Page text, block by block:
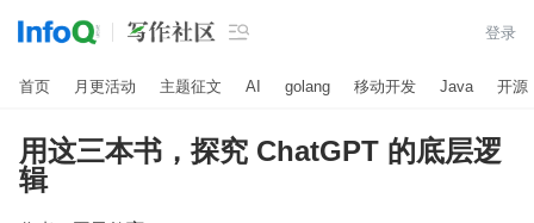
 登录
首页 月更活动 主题征文 AI golang 移动开发 Java 开源
用这三本书，探究 ChatGPT 的底层逻
辑